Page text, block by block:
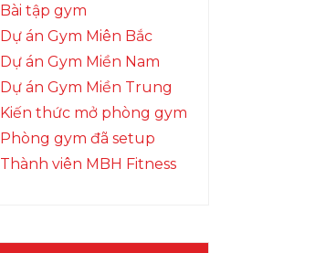
Bài tập gym
Dự án Gym Miên Bắc
Dự án Gym Miền Nam
Dự án Gym Miền Trung
Kiến thức mở phòng gym
Phòng gym đã setup
Thành viên MBH Fitness